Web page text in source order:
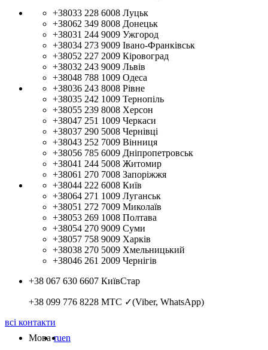
+38033 228 6008 Луцьк
+38062 349 8008 Донецьк
+38031 244 9009 Ужгород
+38034 273 9009 Івано-Франківськ
+38052 227 2009 Кіровоград
+38032 243 9009 Львів
+38048 788 1009 Одеса
+38036 243 8008 Рівне
+38035 242 1009 Тернопіль
+38055 239 8008 Херсон
+38047 251 1009 Черкаси
+38037 290 5008 Чернівці
+38043 252 7009 Вінниця
+38056 785 6009 Дніпропетровськ
+38041 244 5008 Житомир
+38061 270 7008 Запоріжжя
+38044 222 6008 Київ
+38064 271 1009 Луганськ
+38051 272 7009 Миколаїв
+38053 269 1008 Полтава
+38054 270 9009 Суми
+38057 758 9009 Харків
+38038 270 5009 Хмельницький
+38046 261 2009 Чернігів
+38 067 630 6607 КиївСтар
+38 099 776 8228 МТС ✓(Viber, WhatsApp)
всі контакти
Мова ruen